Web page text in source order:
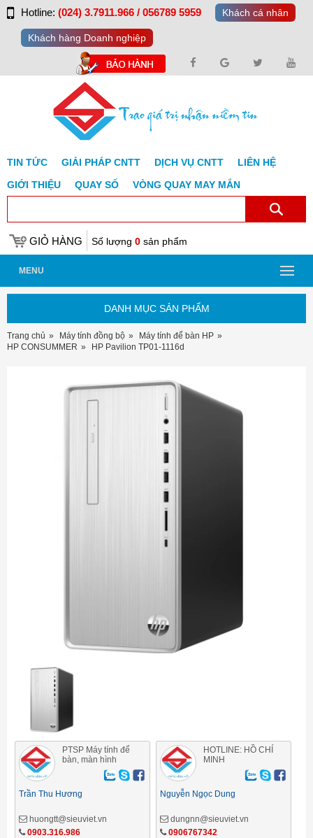
Hotline: (024) 3.7911.966 / 056789 5959 Khách cá nhân
Khách hàng Doanh nghiệp
TIN TỨC GIẢI PHÁP CNTT DỊCH VỤ CNTT
LIÊN HỆ
GIỚI THIỆU
QUAY SỐ VÒNG QUAY MAY MẮN
GIỎ HÀNG Số lượng 0 sản phẩm
MENU
DANH MỤC SẢN PHẨM
Trang chủ Máy tính đồng bộ
Máy tính để bàn HP
HP CONSUMMER
HP Pavilion TP01-1116d
PTSP Máy tính để
bàn, màn hình
Trần Thu Hương
huongtt@sieuviet.vn
0903.316.986
HOTLINE: HỒ CHÍ
MINH
Nguyễn Ngọc Dung
dungnn@sieuviet.vn
0906767342